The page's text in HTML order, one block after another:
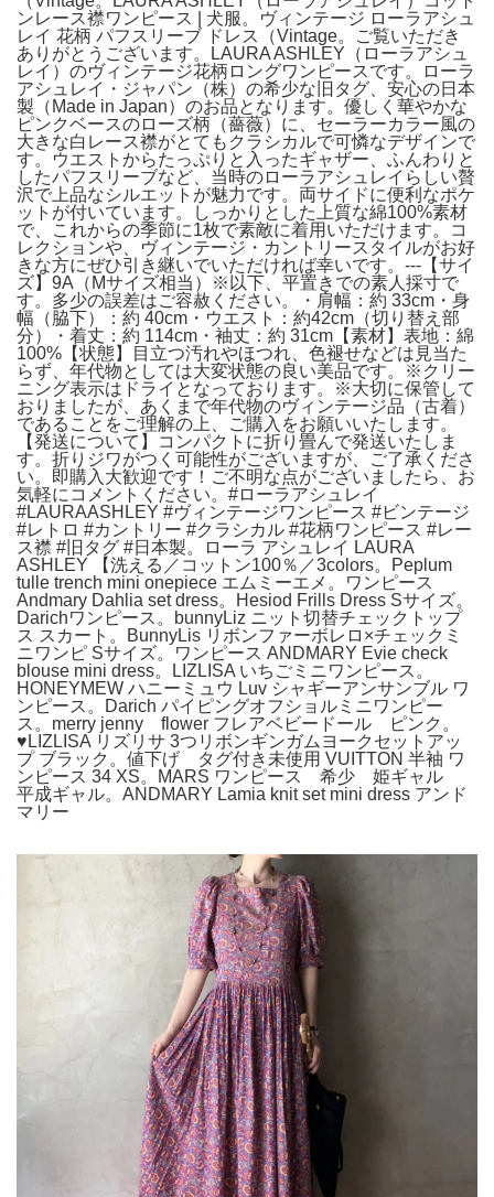
ンレース襟ワンピース | 犬服。ヴィンテージ ローラアシュ
レイ 花柄 パフスリーブ ドレス（Vintage。ご覧いただき
ありがとうございます。LAURA ASHLEY（ローラアシュ
レイ）のヴィンテージ花柄ロングワンピースです。ローラ
アシュレイ・ジャパン（株）の希少な旧タグ、安心の日本
製（Made in Japan）のお品となります。優しく華やかな
ピンクベースのローズ柄（薔薇）に、セーラーカラー風の
大きな白レース襟がとてもクラシカルで可憐なデザインで
す。ウエストからたっぷりと入ったギャザー、ふんわりと
したパフスリーブなど、当時のローラアシュレイらしい贅
沢で上品なシルエットが魅力です。両サイドに便利なポケ
ットが付いています。しっかりとした上質な綿100%素材
で、これからの季節に1枚で素敵に着用いただけます。コ
レクションや、ヴィンテージ・カントリースタイルがお好
きな方にぜひ引き継いでいただければ幸いです。---【サイ
ズ】9A（Mサイズ相当）※以下、平置きでの素人採寸で
す。多少の誤差はご容赦ください。・肩幅：約 33cm・身
幅（脇下）：約 40cm・ウエスト：約42cm（切り替え部
分）・着丈：約 114cm・袖丈：約 31cm【素材】表地：綿
100%【状態】目立つ汚れやほつれ、色褪せなどは見当た
らず、年代物としては大変状態の良い美品です。※クリー
ニング表示はドライとなっております。※大切に保管して
おりましたが、あくまで年代物のヴィンテージ品（古着）
であることをご理解の上、ご購入をお願いいたします。
【発送について】コンパクトに折り畳んで発送いたしま
す。折りジワがつく可能性がございますが、ご了承くださ
い。即購入大歓迎です！ご不明な点がございましたら、お
気軽にコメントください。#ローラアシュレイ
#LAURAASHLEY #ヴィンテージワンピース #ビンテージ
#レトロ #カントリー #クラシカル #花柄ワンピース #レー
ス襟 #旧タグ #日本製。ローラ アシュレイ LAURA
ASHLEY 【洗える／コットン100％／3colors。Peplum
tulle trench mini onepiece エムミーエメ。ワンピース
Andmary Dahlia set dress。Hesiod Frills Dress Sサイズ。
Darichワンピース。bunnyLiz ニット切替チェックトップ
ス スカート。BunnyLis リボンファーボレロ×チェックミ
ニワンピ Sサイズ。ワンピース ANDMARY Evie check
blouse mini dress。LIZLISA いちごミニワンピース。
HONEYMEW ハニーミュウ Luv シャギーアンサンブル ワ
ンピース。Darich パイピングオフショルミニワンピー
ス。merry jenny flower フレアベビードール ピンク。
♥LIZLISA リズリサ 3つリボンギンガムヨークセットアッ
プ ブラック。値下げ タグ付き未使用 VUITTON 半袖 ワ
ンピース 34 XS。MARS ワンピース 希少 姫ギャル
平成ギャル。ANDMARY Lamia knit set mini dress アンド
マリー